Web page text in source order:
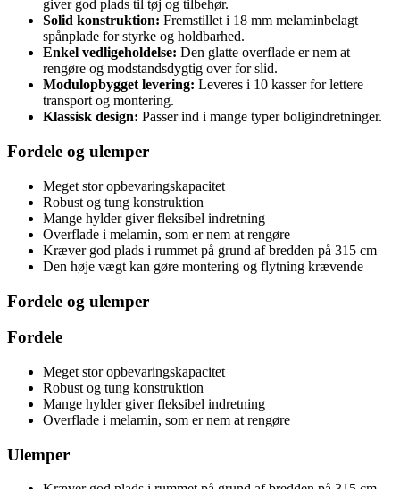
giver god plads til tøj og tilbehør.
Solid konstruktion: Fremstillet i 18 mm melaminbelagt
spånplade for styrke og holdbarhed.
Enkel vedligeholdelse: Den glatte overflade er nem at
rengøre og modstandsdygtig over for slid.
Modulopbygget levering: Leveres i 10 kasser for lettere
transport og montering.
Klassisk design: Passer ind i mange typer boligindretninger.
Fordele og ulemper
Meget stor opbevaringskapacitet
Robust og tung konstruktion
Mange hylder giver fleksibel indretning
Overflade i melamin, som er nem at rengøre
Kræver god plads i rummet på grund af bredden på 315 cm
Den høje vægt kan gøre montering og flytning krævende
Fordele og ulemper
Fordele
Meget stor opbevaringskapacitet
Robust og tung konstruktion
Mange hylder giver fleksibel indretning
Overflade i melamin, som er nem at rengøre
Ulemper